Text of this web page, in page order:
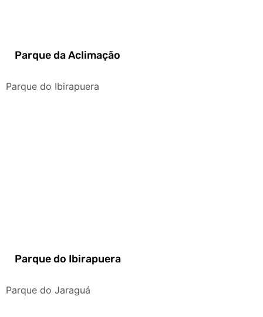
Parque da Aclimação
Parque do Ibirapuera
Parque do Ibirapuera
Parque do Jaraguá